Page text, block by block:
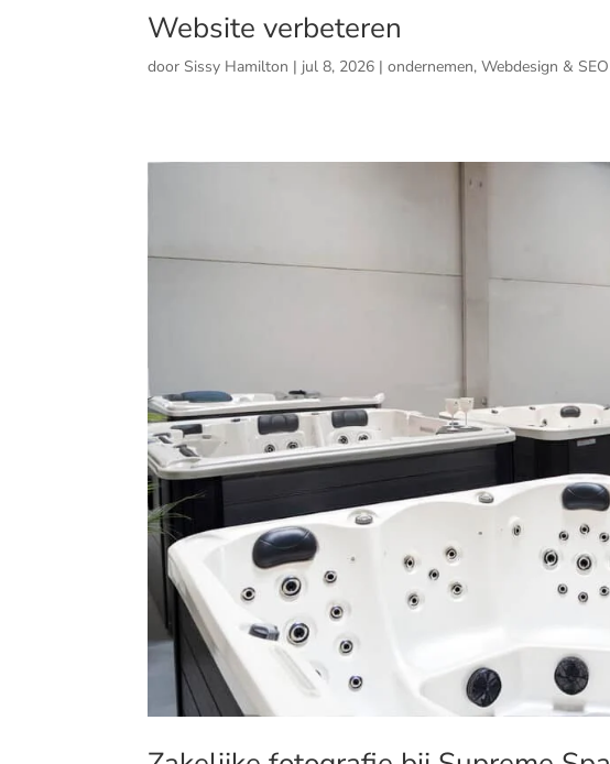
Website verbeteren
door Sissy Hamilton | jul 8, 2026 |ondernemen,Webdesign & SEO